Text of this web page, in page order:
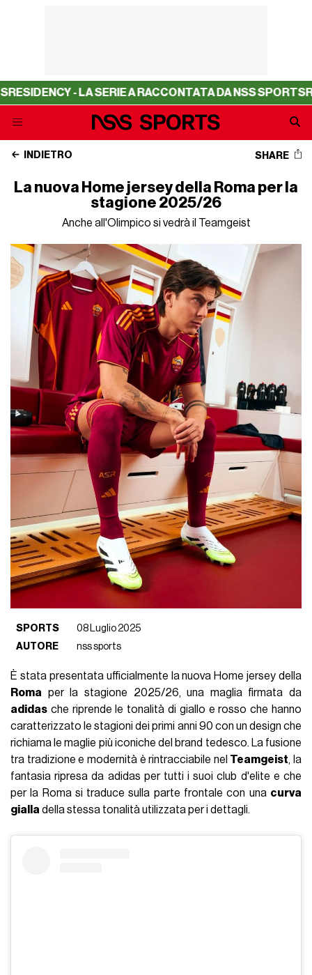
- LA SERIE A RACCONTATA DA NSS SPORTS
INDIETRO SHARE
La nuova Home jersey della Roma per la
stagione 2025/26
Anche all'Olimpico si vedrà il Teamgeist
SPORTS
08 Luglio 2025
AUTORE
nss sports
È stata presentata ufficialmente la nuova Home jersey della
Roma per la stagione 2025/26, una maglia firmata da
adidas che riprende le tonalità di giallo e rosso che hanno
caratterizzato le stagioni dei primi anni 90 con un design che
richiama le maglie più iconiche del brand tedesco. La fusione
tra tradizione e modernità è rintracciabile nel Teamgeist, la
fantasia ripresa da adidas per tutti i suoi club d'elite e che
per la Roma si traduce sulla parte frontale con una curva
gialla della stessa tonalità utilizzata per i dettagli.